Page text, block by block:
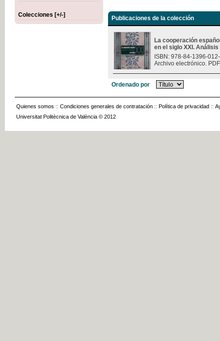
Colecciones [+/-] Publicaciones de la colección
La cooperación
en el siglo XXI.
ISBN: 978-84-1396-
Archivo electrónico.
Ordenado por
Quienes somos :: Condiciones generales de contratación :: Política de privacidad ::
Universitat Politècnica de València © 2012